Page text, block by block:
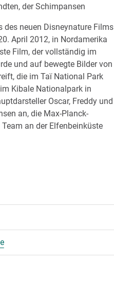
der Schimpansen
des neuen Disneynature Films
April 2012, in Nordamerika
Film, der vollständig im
und auf bewegte Bilder von
die im Taï National Park
Kibale Nationalpark in
Oscar, Freddy und
an, die Max-Planck-
an der Elfenbeinküste